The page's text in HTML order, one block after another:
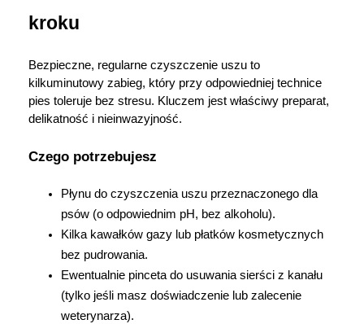
kroku
Bezpieczne, regularne czyszczenie uszu to
kilkuminutowy zabieg, który przy odpowiedniej technice
pies toleruje bez stresu. Kluczem jest właściwy preparat,
delikatność i nieinwazyjność.
Czego potrzebujesz
Płynu do czyszczenia uszu przeznaczonego dla
psów (o odpowiednim pH, bez alkoholu).
Kilka kawałków gazy lub płatków kosmetycznych
bez pudrowania.
Ewentualnie pinceta do usuwania sierści z kanału
(tylko jeśli masz doświadczenie lub zalecenie
weterynarza).